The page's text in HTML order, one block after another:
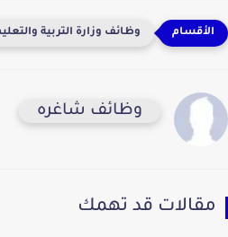
وظائف وزارة التربية
وظائف شاغره
مقالات قد تهمك